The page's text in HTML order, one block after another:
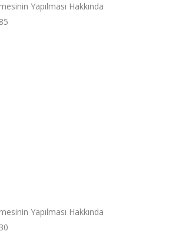
Yapılması Hakkında
Yapılması Hakkında